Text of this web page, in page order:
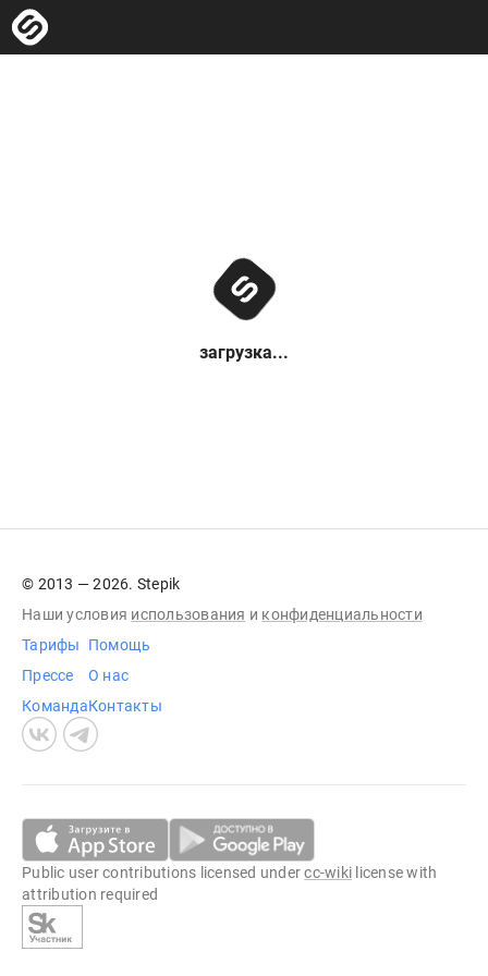
загрузка...
© 2013 — 2026. Stepik
Наши условия использования и конфиденциальности
Тарифы
Прессе
Команда
Помощь
О нас
Контакты
Public user contributions licensed undercc-wiki license with
attribution required